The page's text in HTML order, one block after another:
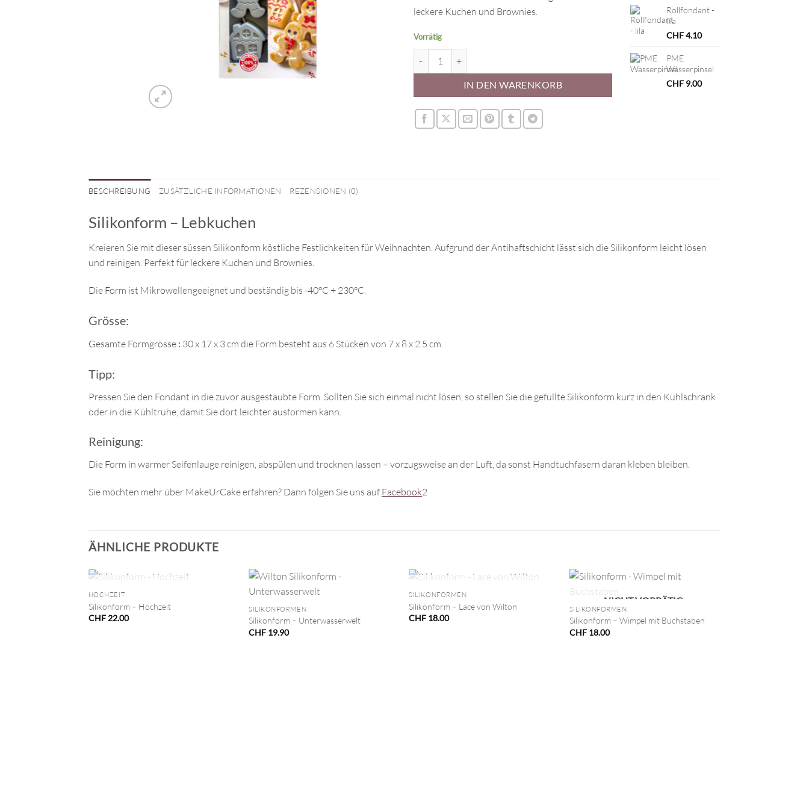
leckere Kuchen und Brownies.
Vorrätig
IN DEN WARENKORB
Rollfondant -
lila
CHF4.10
PME
Wasserpinsel
CHF 9.00
BESCHREIBUNG ZUSÄTZLICHE INFORMATIONEN REZENSIONEN (0)
Silikonform – Lebkuchen
Kreieren Sie mit dieser süssen Silikonform köstliche Festlichkeiten für Weihnachten. Aufgrund der Antihaftschicht lässt sich die Silikonform leicht lösen
und reinigen. Perfekt für leckere Kuchen und Brownies.
Die Form ist Mikrowellengeeignet und beständig bis -40°C + 230°C.
Grösse:
Gesamte Formgrösse : 30 x 17 x 3 cm die Form besteht aus 6 Stücken von 7 x 8 x 2.5 cm.
Tipp:
Pressen Sie den Fondant in die zuvor ausgestaubte Form. Sollten Sie sich einmal nicht lösen, so stellen Sie die gefüllte Silikonform kurz in den Kühlschrank
oder in die Kühltruhe, damit Sie dort leichter ausformen kann.
Reinigung:
Die Form in warmer Seifenlauge reinigen, abspülen und trocknen lassen – vorzugsweise an der Luft, da sonst Handtuchfasern daran kleben bleiben.
Sie möchten mehr über MakeUrCake erfahren? Dann folgen Sie uns auf Facebook2
ÄHNLICHE PRODUKTE
+
NICHT VORRÄTIG
HOCHZEIT
Silikonform – Hochzeit
CHF22.00
SILIKONFORMEN
Silikonform – Unterwasserwelt
CHF 19.90
+
NICHT VORRÄTIG
SILIKONFORMEN
Silikonform – Lace von Wilton
CHF 18.00
NICHT VORRÄTIG
SILIKONFORMEN
Silikonform – Wimpel mit Buchstaben
CHF18.00